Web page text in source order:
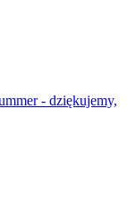
- dziękujemy,